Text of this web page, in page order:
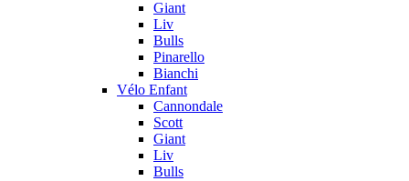
Giant
Liv
Bulls
Pinarello
Bianchi
Vélo Enfant
Cannondale
Scott
Giant
Liv
Bulls